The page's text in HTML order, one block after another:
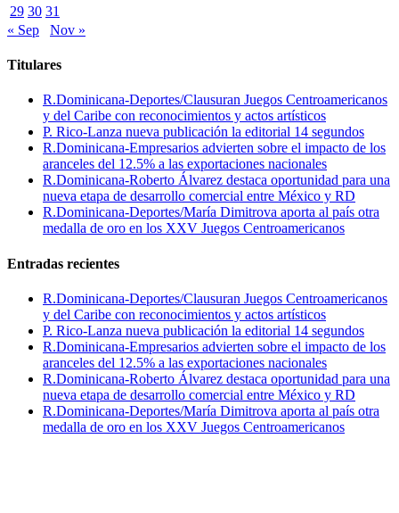
29 30 31
« Sep
Nov »
Titulares
R.Dominicana-Deportes/Clausuran Juegos Centroamericanos
y del Caribe con reconocimientos y actos artísticos
P. Rico-Lanza nueva publicación la editorial 14 segundos
R.Dominicana-Empresarios advierten sobre el impacto de los
aranceles del 12.5% a las exportaciones nacionales
R.Dominicana-Roberto Álvarez destaca oportunidad para una
nueva etapa de desarrollo comercial entre México y RD
R.Dominicana-Deportes/María Dimitrova aporta al país otra
medalla de oro en los XXV Juegos Centroamericanos
Entradas recientes
R.Dominicana-Deportes/Clausuran Juegos Centroamericanos
y del Caribe con reconocimientos y actos artísticos
P. Rico-Lanza nueva publicación la editorial 14 segundos
R.Dominicana-Empresarios advierten sobre el impacto de los
aranceles del 12.5% a las exportaciones nacionales
R.Dominicana-Roberto Álvarez destaca oportunidad para una
nueva etapa de desarrollo comercial entre México y RD
R.Dominicana-Deportes/María Dimitrova aporta al país otra
medalla de oro en los XXV Juegos Centroamericanos